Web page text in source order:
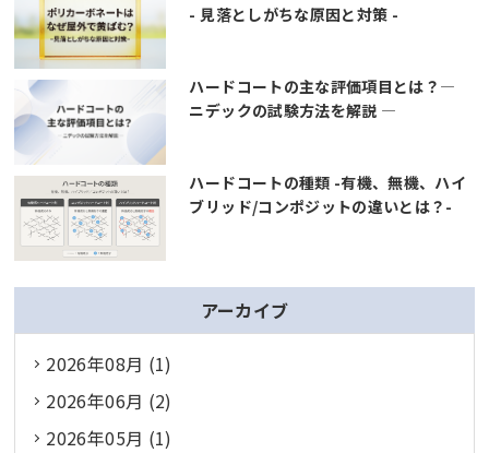
- 見落としがちな原因と対策 -
ハードコートの主な評価項目とは？―
ニデックの試験方法を解説 ―
ハードコートの種類 -有機、無機、ハイ
ブリッド/コンポジットの違いとは？-
アーカイブ
2026年08月 (1)
2026年06月 (2)
2026年05月 (1)